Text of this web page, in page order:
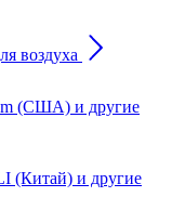
воздуха
(США) и другие
(Китай) и другие